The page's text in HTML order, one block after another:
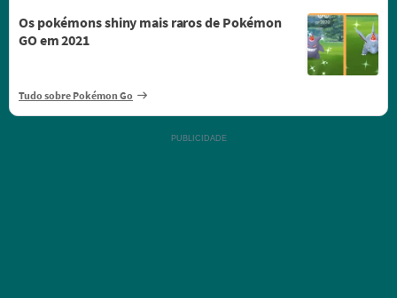
Os pokémons shiny mais raros de Pokémon
GO em 2021
Tudo sobre Pokémon Go